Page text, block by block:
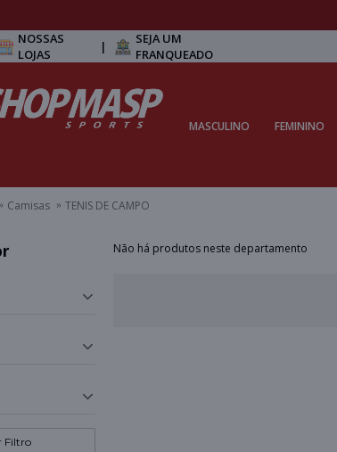
NOSSAS
LOJAS
|
SEJA UM
FRANQUEADO
MASCULINO FEMININO
Camisas TENIS DE CAMPO
Filtro
Não há produtos neste departamento